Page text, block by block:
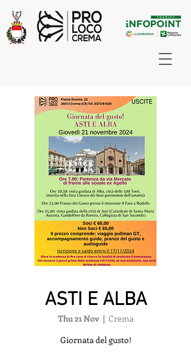
ASTI E ALBA
Thu 21 Nov
  |
Crema
Giornata del gusto!